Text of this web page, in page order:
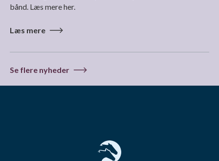
bånd. Læs mere her.
Læs mere
Se flere nyheder